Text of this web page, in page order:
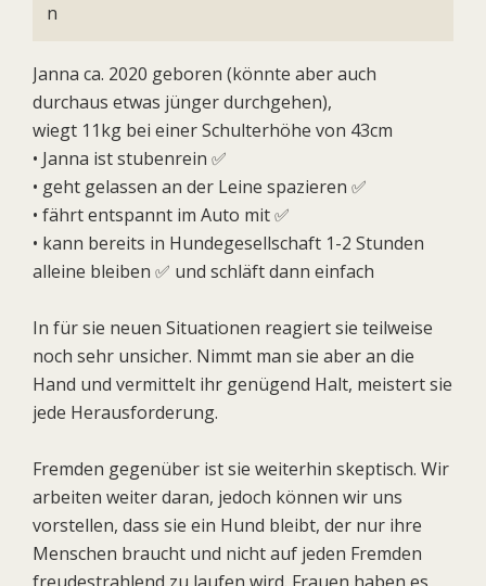
n
Janna ca. 2020 geboren (könnte aber auch
durchaus etwas jünger durchgehen),
wiegt 11kg bei einer Schulterhöhe von 43cm
• Janna ist stubenrein ✅
• ⁠geht gelassen an der Leine spazieren ✅
• ⁠fährt entspannt im Auto mit ✅
• ⁠kann bereits in Hundegesellschaft 1-2 Stunden
alleine bleiben ✅ und schläft dann einfach
In für sie neuen Situationen reagiert sie teilweise
noch sehr unsicher. Nimmt man sie aber an die
Hand und vermittelt ihr genügend Halt, meistert sie
jede Herausforderung.
Fremden gegenüber ist sie weiterhin skeptisch. Wir
arbeiten weiter daran, jedoch können wir uns
vorstellen, dass sie ein Hund bleibt, der nur ihre
Menschen braucht und nicht auf jeden Fremden